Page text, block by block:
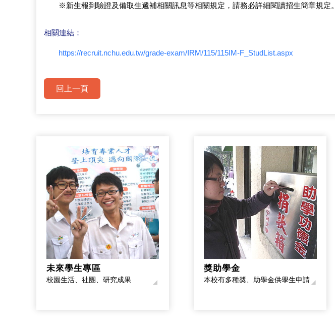
※新生報到驗證及備取生遞補相關訊息等相關規定，請務必詳細閱讀招生簡章規定。
相關連結：
https://recruit.nchu.edu.tw/grade-exam/IRM/115/115IM-F_StudList.aspx
回上一頁
未來學生專區
校園生活、社團、研究成果
獎助學金
本校有多種奬、助學金供學生申請